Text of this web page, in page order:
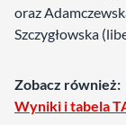
oraz
Szczygłowska
Zobacz również:
Wyniki i tabela